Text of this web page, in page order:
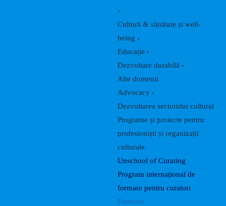
›
Cultură & sănătate și well-
being ›
Educație ›
Dezvoltare durabilă ›
Alte domenii
Advocacy ›
Dezvoltarea sectorului cultural
Programe și proiecte pentru
profesioniști și organizații
culturale.
Unschool of Curating
Program internațional de
formare pentru curatori
Formare